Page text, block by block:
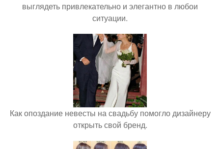
выглядеть привлекательно и элегантно в любои
ситуации.
Как опоздание невесты на свадьбу помогло дизайнеру
открыть свой бренд.